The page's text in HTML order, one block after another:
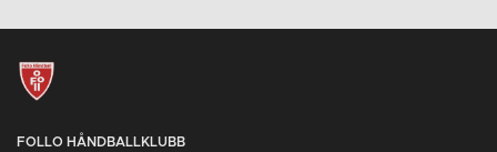
FOLLO HÅNDBALLKLUBB